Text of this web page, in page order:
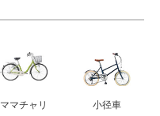
ママチャリ 小径車